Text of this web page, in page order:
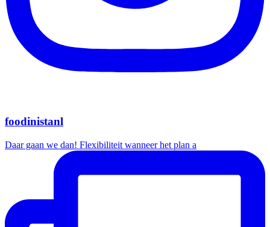
foodinistanl
Daar gaan we dan! Flexibiliteit wanneer het plan a